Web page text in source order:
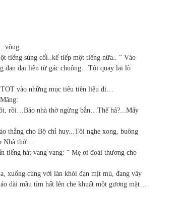
tiếng súng cối..kế tiếp một tiếng nữa.. “ Vào
đạn đại liên từ gác chuông…Tôi quay lại lò
vào những mục tiêu tiên liệu đi…
rồi…Bảo nhà thờ ngừng bắn…Thế hả?...Mấy
thẳng cho Bộ chỉ huy...Tôi nghe xong, buông
Nhà thờ…
hát vang vang: “ Mẹ ơi đoái thương cho
xuống cùng với làn khói đạn mịt mù, đang vây
dài mầu tím hất lên che khuất một gương mặt…